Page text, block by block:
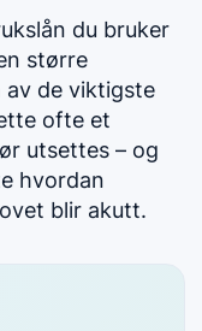
du bruker
større
av de viktigste
ofte et
utsettes – og
hvordan
blir akutt.